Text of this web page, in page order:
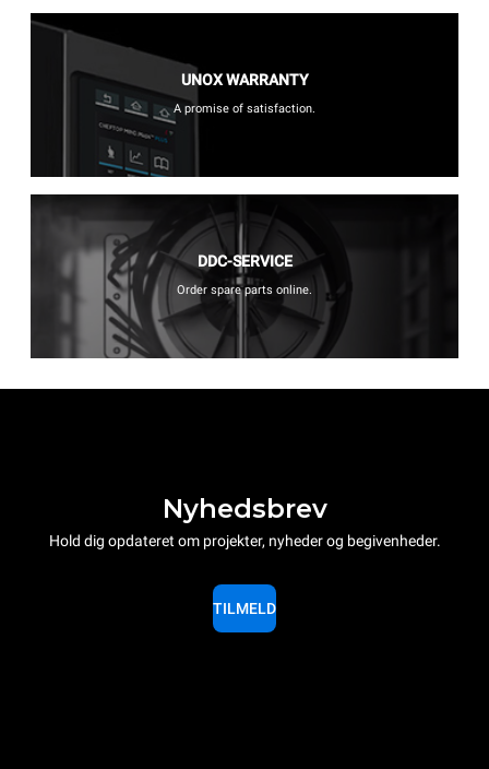
UNOX WARRANTY
A promise of satisfaction.
DDC-SERVICE
Order spare parts online.
Nyhedsbrev
Hold dig opdateret om projekter, nyheder og begivenheder.
TILMELD